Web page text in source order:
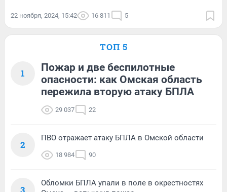
22 ноября, 2024, 15:42 16 811 5
ТОП 5
1
Пожар и две беспилотные
опасности: как Омская область
пережила вторую атаку БПЛА
29 037 22
2
ПВО отражает атаку БПЛА в Омской области
18 984 90
3
Обломки БПЛА упали в поле в окрестностях